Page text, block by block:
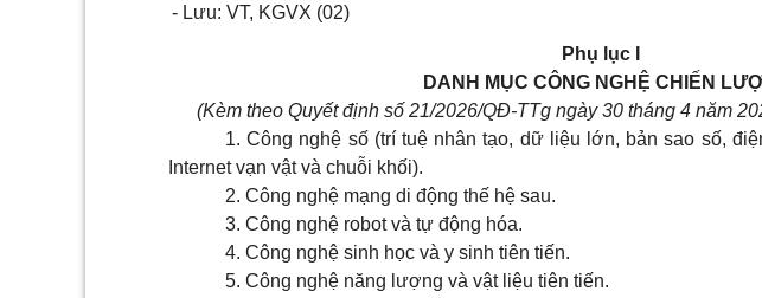
- Lưu: VT, KGVX (02)
Phụ lục I
DANH MỤC CÔNG NGHỆ CHIẾN
(Kèm theo Quyết định số 21/2026/QĐ-TTg ngày 30 tháng 4 năm
1. Công nghệ số (trí tuệ nhân tạo, dữ liệu lớn, bản sao số,
Internet vạn vật và chuỗi khối).
2. Công nghệ mạng di động thế hệ sau.
3. Công nghệ robot và tự động hóa.
4. Công nghệ sinh học và y sinh tiên tiến.
5. Công nghệ năng lượng và vật liệu tiên tiến.